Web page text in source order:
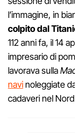
l’immagine, in
colpito dal
112 anni fa, il 14
impresario di
lavorava sulla
navi noleggiate
cadaveri nel